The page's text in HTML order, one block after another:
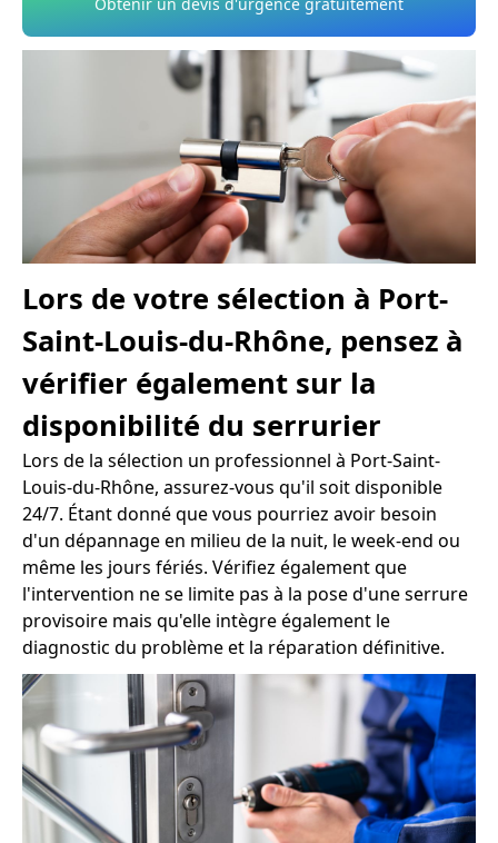
Obtenir un devis d'urgence gratuitement
Lors de votre sélection à Port-
Saint-Louis-du-Rhône, pensez à
vérifier également sur la
disponibilité du serrurier
Lors de la sélection un professionnel à Port-Saint-
Louis-du-Rhône, assurez-vous qu'il soit disponible
24/7. Étant donné que vous pourriez avoir besoin
d'un dépannage en milieu de la nuit, le week-end ou
même les jours fériés. Vérifiez également que
l'intervention ne se limite pas à la pose d'une serrure
provisoire mais qu'elle intègre également le
diagnostic du problème et la réparation définitive.